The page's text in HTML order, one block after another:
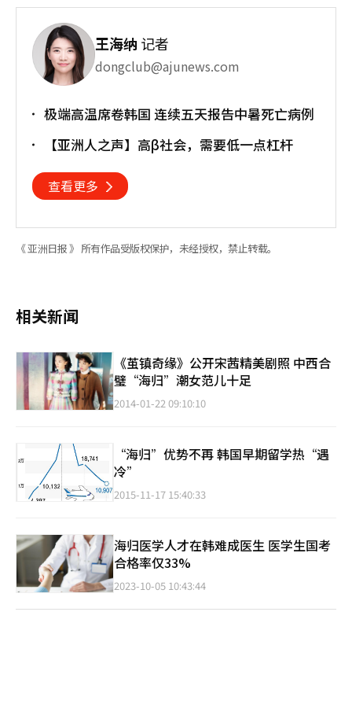
王海纳 记者
dongclub@ajunews.com
极端高温席卷韩国 连续五天报告中暑死亡病例
【亚洲人之声】高β社会，需要低一点杠杆
查看更多
《 亚洲日报 》 所有作品受版权保护，未经授权，禁止转载。
相关新闻
《茧镇奇缘》公开宋茜精美剧照 中西合
璧“海归”潮女范儿十足
2014-01-22 09:10:10
“海归”优势不再 韩国早期留学热“遇
冷”
2015-11-17 15:40:33
海归医学人才在韩难成医生 医学生国考
合格率仅33%
2023-10-05 10:43:44